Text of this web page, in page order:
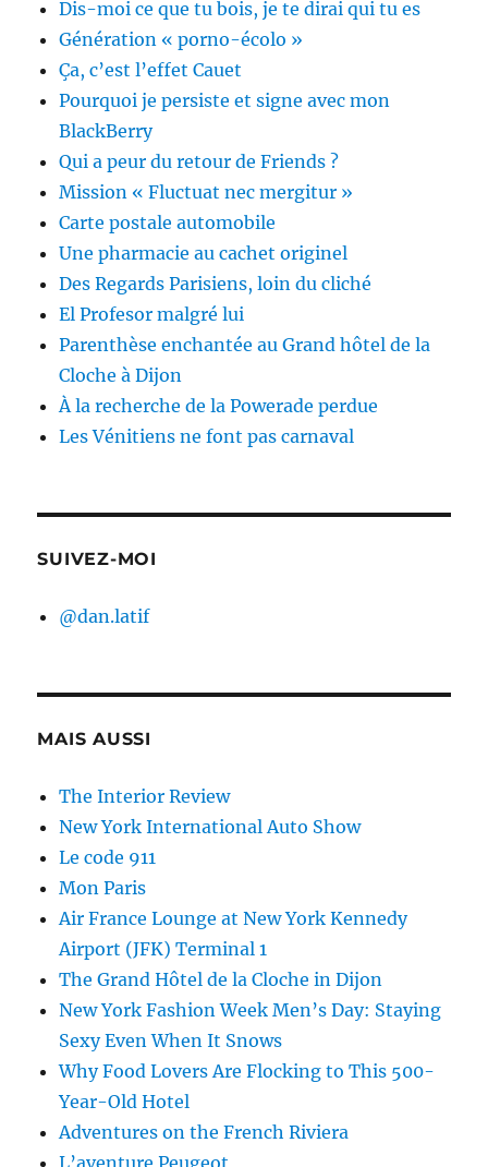
Dis-moi ce que tu bois, je te dirai qui tu es
Génération « porno-écolo »
Ça, c’est l’effet Cauet
Pourquoi je persiste et signe avec mon
BlackBerry
Qui a peur du retour de Friends ?
Mission « Fluctuat nec mergitur »
Carte postale automobile
Une pharmacie au cachet originel
Des Regards Parisiens, loin du cliché
El Profesor malgré lui
Parenthèse enchantée au Grand hôtel de la
Cloche à Dijon
À la recherche de la Powerade perdue
Les Vénitiens ne font pas carnaval
SUIVEZ-MOI
@dan.latif
MAIS AUSSI
The Interior Review
New York International Auto Show
Le code 911
Mon Paris
Air France Lounge at New York Kennedy
Airport (JFK) Terminal 1
The Grand Hôtel de la Cloche in Dijon
New York Fashion Week Men’s Day: Staying
Sexy Even When It Snows
Why Food Lovers Are Flocking to This 500-
Year-Old Hotel
Adventures on the French Riviera